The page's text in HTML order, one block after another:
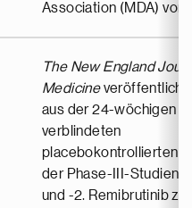
Association (MDA)
The New England
Medicine
aus der 24-wöchigen
verblindeten
placebokontrollierten
der Phase-III-Studien
und -2. Remibrutinib